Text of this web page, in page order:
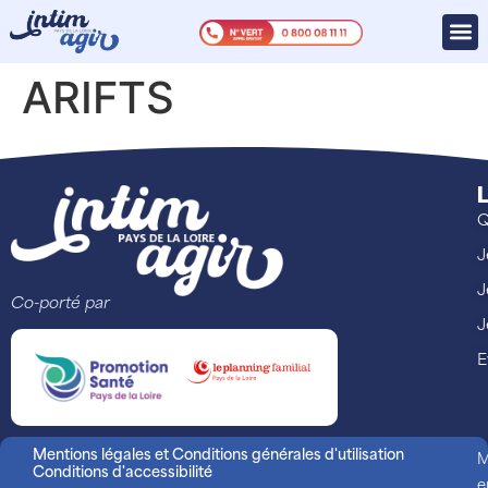
ARIFTS
Co-porté par
Mentions légales et Conditions générales d'utilisation
Conditions d'accessibilité